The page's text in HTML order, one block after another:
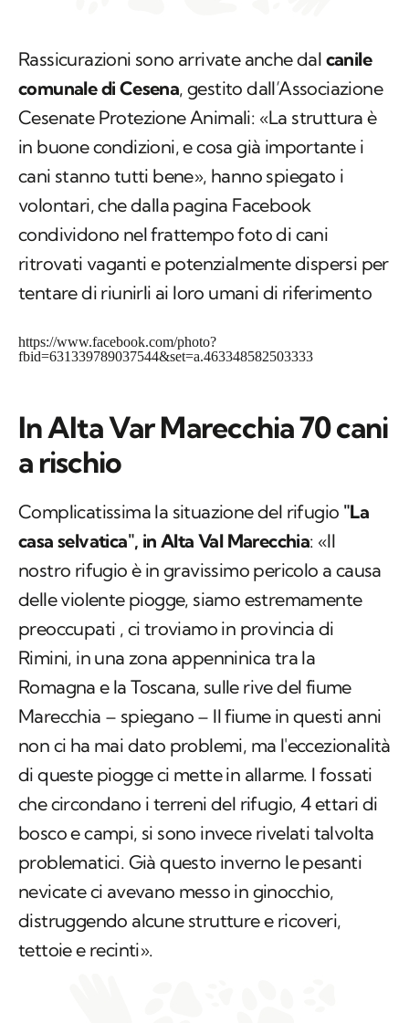
Rassicurazioni sono arrivate anche dal canile
comunale di Cesena, gestito dall’Associazione
Cesenate Protezione Animali: «La struttura è
in buone condizioni, e cosa già importante i
cani stanno tutti bene», hanno spiegato i
volontari, che dalla pagina Facebook
condividono nel frattempo foto di cani
ritrovati vaganti e potenzialmente dispersi per
tentare di riunirli ai loro umani di riferimento
https://www.facebook.com/photo?
fbid=631339789037544&set=a.463348582503333
In Alta Var Marecchia 70 cani
a rischio
Complicatissima la situazione del rifugio "La
casa selvatica", in Alta Val Marecchia: «Il
nostro rifugio è in gravissimo pericolo a causa
delle violente piogge, siamo estremamente
preoccupati , ci troviamo in provincia di
Rimini, in una zona appenninica tra la
Romagna e la Toscana, sulle rive del fiume
Marecchia – spiegano – Il fiume in questi anni
non ci ha mai dato problemi, ma l'eccezionalità
di queste piogge ci mette in allarme. I fossati
che circondano i terreni del rifugio, 4 ettari di
bosco e campi, si sono invece rivelati talvolta
problematici. Già questo inverno le pesanti
nevicate ci avevano messo in ginocchio,
distruggendo alcune strutture e ricoveri,
tettoie e recinti».